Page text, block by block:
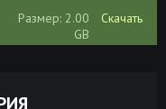
Размер: 2.00
GB
Скачать